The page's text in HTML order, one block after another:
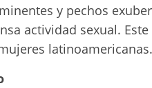
y pechos
actividad sexual.
latinoamericanas.